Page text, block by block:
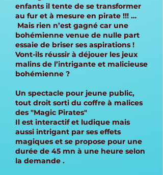
enfants il tente de se transformer
au fur et à mesure en pirate !!! …
Mais rien n’est gagné car une
bohémienne venue de nulle part
essaie de briser ses aspirations !
Vont-ils réussir à déjouer les jeux
malins de l’intrigante et malicieuse
bohémienne ?
Un spectacle pour jeune public,
tout droit sorti du coffre à malices
des "Magic Pirates"
Il est interactif et ludique mais
aussi intrigant par ses effets
magiques et se propose pour une
durée de 45 mn à une heure selon
la demande .